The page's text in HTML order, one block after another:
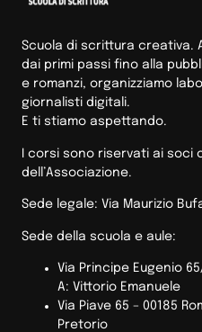
Scuola di scrittura creativa.
dai primi passi fino alla
e romanzi, organizziamo
giornalisti digitali.
E ti stiamo aspettando.
I corsi sono riservati ai
dell’Associazione.
Sede legale: Via Maurizio
Sede della scuola e aule:
Via Principe Eugenio
A: Vittorio Emanuele
Via Piave 65 – 00185
Pretorio